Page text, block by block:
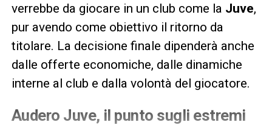
verrebbe da giocare in un club come la Juve,
pur avendo come obiettivo il ritorno da
titolare. La decisione finale dipenderà anche
dalle offerte economiche, dalle dinamiche
interne al club e dalla volontà del giocatore.
Audero Juve, il punto sugli estremi